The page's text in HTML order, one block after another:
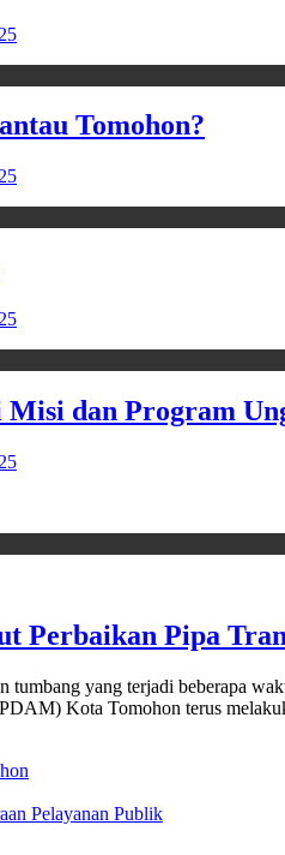
Tomohon?
dan Program
Perbaikan Pipa
yang terjadi beberapa
Kota Tomohon terus
Pelayanan Publik